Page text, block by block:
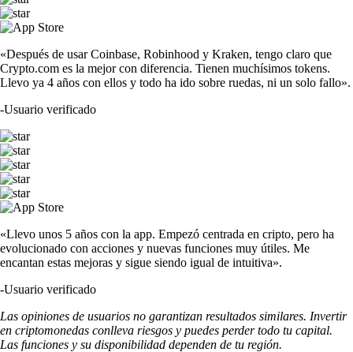
«Después de usar Coinbase, Robinhood y Kraken, tengo claro que
Crypto.com es la mejor con diferencia. Tienen muchísimos tokens.
Llevo ya 4 años con ellos y todo ha ido sobre ruedas, ni un solo fallo».
-Usuario verificado
«Llevo unos 5 años con la app. Empezó centrada en cripto, pero ha
evolucionado con acciones y nuevas funciones muy útiles. Me
encantan estas mejoras y sigue siendo igual de intuitiva».
-Usuario verificado
Las opiniones de usuarios no garantizan resultados similares. Invertir
en criptomonedas conlleva riesgos y puedes perder todo tu capital.
Las funciones y su disponibilidad dependen de tu región.